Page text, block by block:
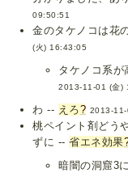
09:50:51
金のタケノコは花
(火) 16:43:05
タケノコ系
2013-11-01 (金)
わ -- えろ? 2013-
桃ペイント剤どう
ずに --省エネ効果
暗闇の洞窟3